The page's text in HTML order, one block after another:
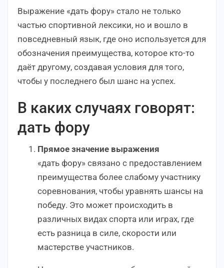
Выражение «дать фору» стало не только
частью спортивной лексики, но и вошло в
повседневный язык, где оно используется для
обозначения преимущества, которое кто-то
даёт другому, создавая условия для того,
чтобы у последнего был шанс на успех.
В каких случаях говорят:
дать фору
Прямое значение выражения
«дать фору» связано с предоставлением
преимущества более слабому участнику
соревнования, чтобы уравнять шансы на
победу. Это может происходить в
различных видах спорта или играх, где
есть разница в силе, скорости или
мастерстве участников.